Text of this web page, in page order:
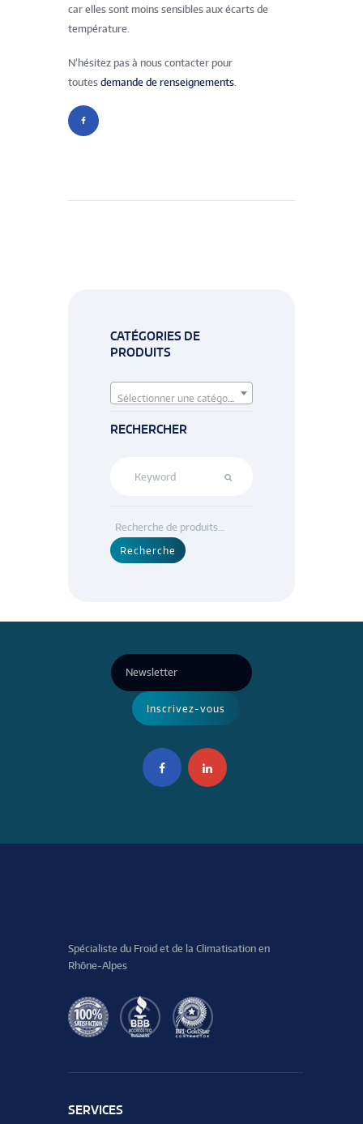
car elles sont moins sensibles aux écarts de
température.
N’hésitez pas à nous contacter pour
toutes demande de renseignements
CATÉGORIES DE
PRODUITS
Sélectionner une catégorie
RECHERCHER
Recherche
pour :Recherche
Spécialiste du Froid et de la Climatisation en
Rhône-Alpes
SERVICES